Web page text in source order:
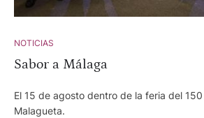
NOTICIAS
Sabor a Málaga
El 15 de agosto dentro de la feria del
Malagueta.